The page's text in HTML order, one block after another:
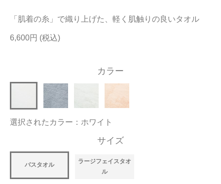
大量購入・法人向けの購入の方は
お問い合わせ
「肌着の糸」で織り上げた、軽く肌触りの良いタオル
6,600円
カラー
選択されたカラー：ホワイト
サイズ
バスタオル
ラージフェイスタオ
ル